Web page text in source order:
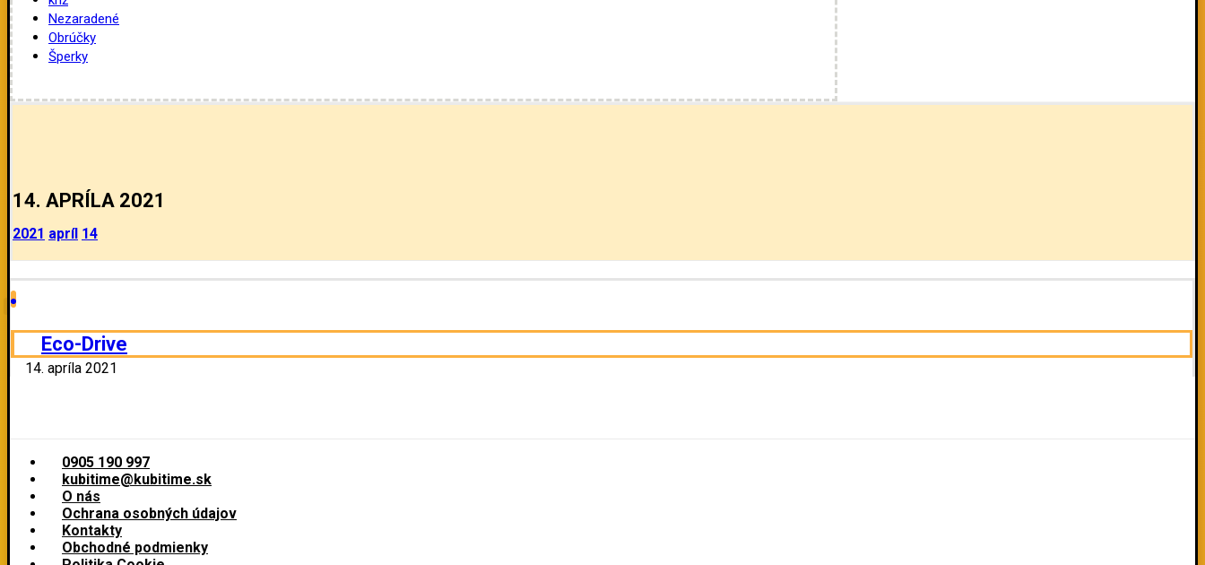
Nezaradené
Obrúčky
Šperky
14. APRÍLA 2021
2021 apríl 14
Eco-Drive
14. apríla 2021
0905 190 997
kubitime@kubitime.sk
O nás
Ochrana osobných údajov
Kontakty
Obchodné podmienky